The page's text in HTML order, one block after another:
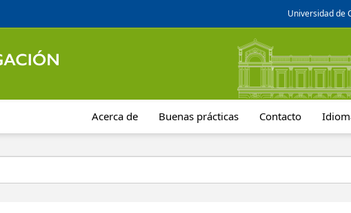
Universidad de
Acerca de Buenas prácticas Contacto